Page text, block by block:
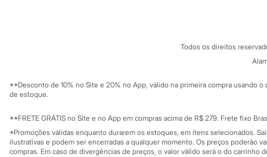
Perfumes árabes
Novidades
Condicionador
Escovas e Pentes
Finalizadores
Shampoo
Mapa do site
Investidores
Privacidade
Configuração de cookies
Minha privacidade
C&A Pay
Sobre o C&A
Governança
Educação
Todos os direitos
**Desconto de 10% no Site e 20% no App, válido na primeira compra usando
de estoque.
**FRETE GRÁTIS no Site e no App em compras acima de R$ 279. Frete fixo
*Promoções válidas enquanto durarem os estoques, em itens selecionados.
ilustrativas e podem ser encerradas a qualquer momento. Os preços poderão
compras. Em caso de divergências de preços, o valor válido será o do carrinho